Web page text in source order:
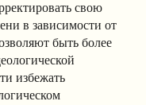
свою
в зависимости от
быть более
избежать